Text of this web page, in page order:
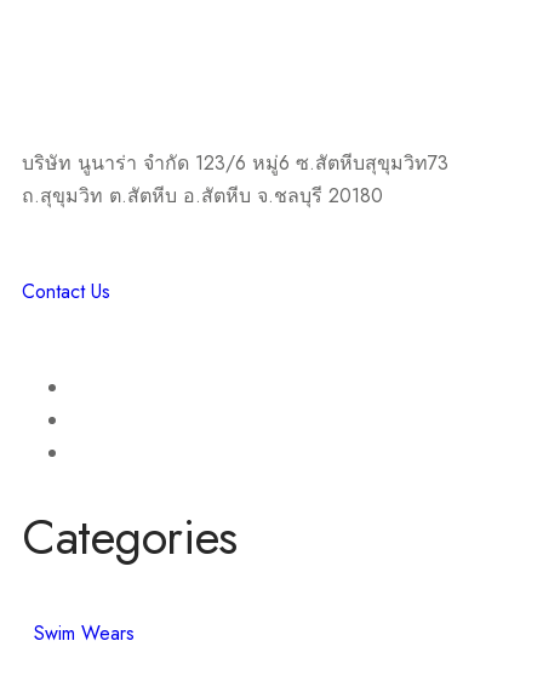
บริษัท นูนาร่า จำกัด 123/6 หมู่6 ซ.สัตหีบสุขุมวิท73
ถ.สุขุมวิท ต.สัตหีบ อ.สัตหีบ จ.ชลบุรี 20180
Contact Us
Categories
Swim Wears